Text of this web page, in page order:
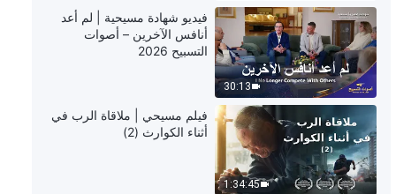
9:03
كلمات الله اليومية: كشف فساد
البشرية | اقتباس 356
10:19
كلمات الله اليومية: كشف فساد
البشرية | اقتباس 357
30:13
فيديو شهادة مسيحية | لم أعد
أنافس الآخرين – أصوات
التسبيح 2026
1:34:45
فيلم مسيحي | ملاقاة الرب في
أثناء الكوارث (2)